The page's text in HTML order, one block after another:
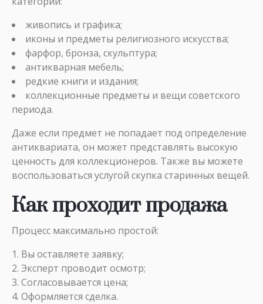
живопись и графика;
иконы и предметы религиозного искусства;
фарфор, бронза, скульптура;
антикварная мебель;
редкие книги и издания;
коллекционные предметы и вещи советского
периода.
Даже если предмет не попадает под определение
антиквариата, он может представлять высокую
ценность для коллекционеров. Также вы можете
воспользоваться услугой скупка старинных вещей.
Как проходит продажа
Процесс максимально простой:
Вы оставляете заявку;
Эксперт проводит осмотр;
Согласовывается цена;
Оформляется сделка.